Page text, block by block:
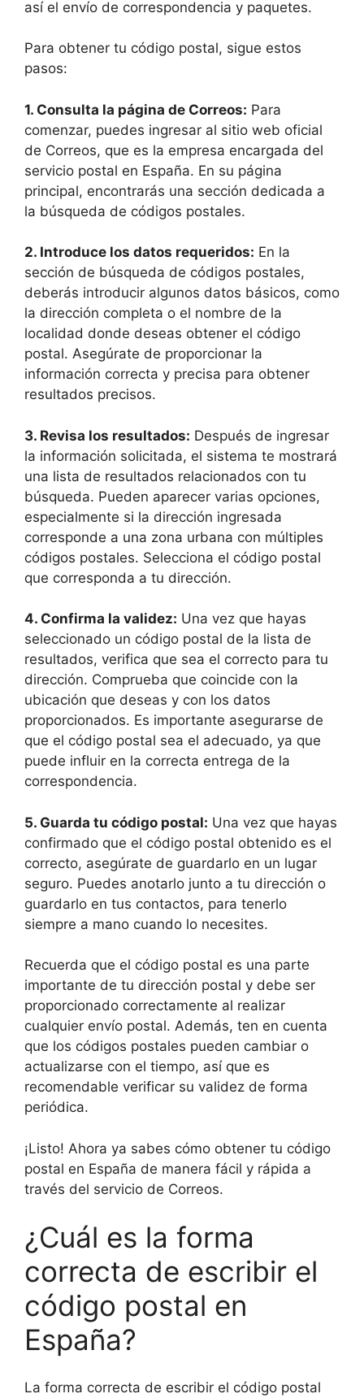
así el envío de correspondencia y paquetes.
Para obtener tu código postal, sigue estos
pasos:
1. Consulta la página de Correos: Para
comenzar, puedes ingresar al sitio web oficial
de Correos, que es la empresa encargada del
servicio postal en España. En su página
principal, encontrarás una sección dedicada a
la búsqueda de códigos postales.
2. Introduce los datos requeridos: En la
sección de búsqueda de códigos postales,
deberás introducir algunos datos básicos, como
la dirección completa o el nombre de la
localidad donde deseas obtener el código
postal. Asegúrate de proporcionar la
información correcta y precisa para obtener
resultados precisos.
3. Revisa los resultados: Después de ingresar
la información solicitada, el sistema te mostrará
una lista de resultados relacionados con tu
búsqueda. Pueden aparecer varias opciones,
especialmente si la dirección ingresada
corresponde a una zona urbana con múltiples
códigos postales. Selecciona el código postal
que corresponda a tu dirección.
4. Confirma la validez: Una vez que hayas
seleccionado un código postal de la lista de
resultados, verifica que sea el correcto para tu
dirección. Comprueba que coincide con la
ubicación que deseas y con los datos
proporcionados. Es importante asegurarse de
que el código postal sea el adecuado, ya que
puede influir en la correcta entrega de la
correspondencia.
5. Guarda tu código postal: Una vez que hayas
confirmado que el código postal obtenido es el
correcto, asegúrate de guardarlo en un lugar
seguro. Puedes anotarlo junto a tu dirección o
guardarlo en tus contactos, para tenerlo
siempre a mano cuando lo necesites.
Recuerda que el código postal es una parte
importante de tu dirección postal y debe ser
proporcionado correctamente al realizar
cualquier envío postal. Además, ten en cuenta
que los códigos postales pueden cambiar o
actualizarse con el tiempo, así que es
recomendable verificar su validez de forma
periódica.
¡Listo! Ahora ya sabes cómo obtener tu código
postal en España de manera fácil y rápida a
través del servicio de Correos.
¿Cuál es la forma
correcta de escribir el
código postal en
España?
La forma correcta de escribir el código postal